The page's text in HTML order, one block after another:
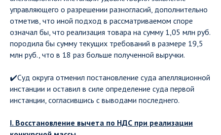
управляющего о разрешении разногласий, дополнительно
отметив, что иной подход в рассматриваемом споре
означал бы, что реализация товара на сумму 1,05 млн руб.
породила бы сумму текущих требований в размере 19,5
млн руб., что в 18 раз больше полученной выручки.
✔️Суд округа отменил постановление суда апелляционной
инстанции и оставил в силе определение суда первой
инстанции, согласившись с выводами последнего.
I. Восстановление вычета по НДС при реализации